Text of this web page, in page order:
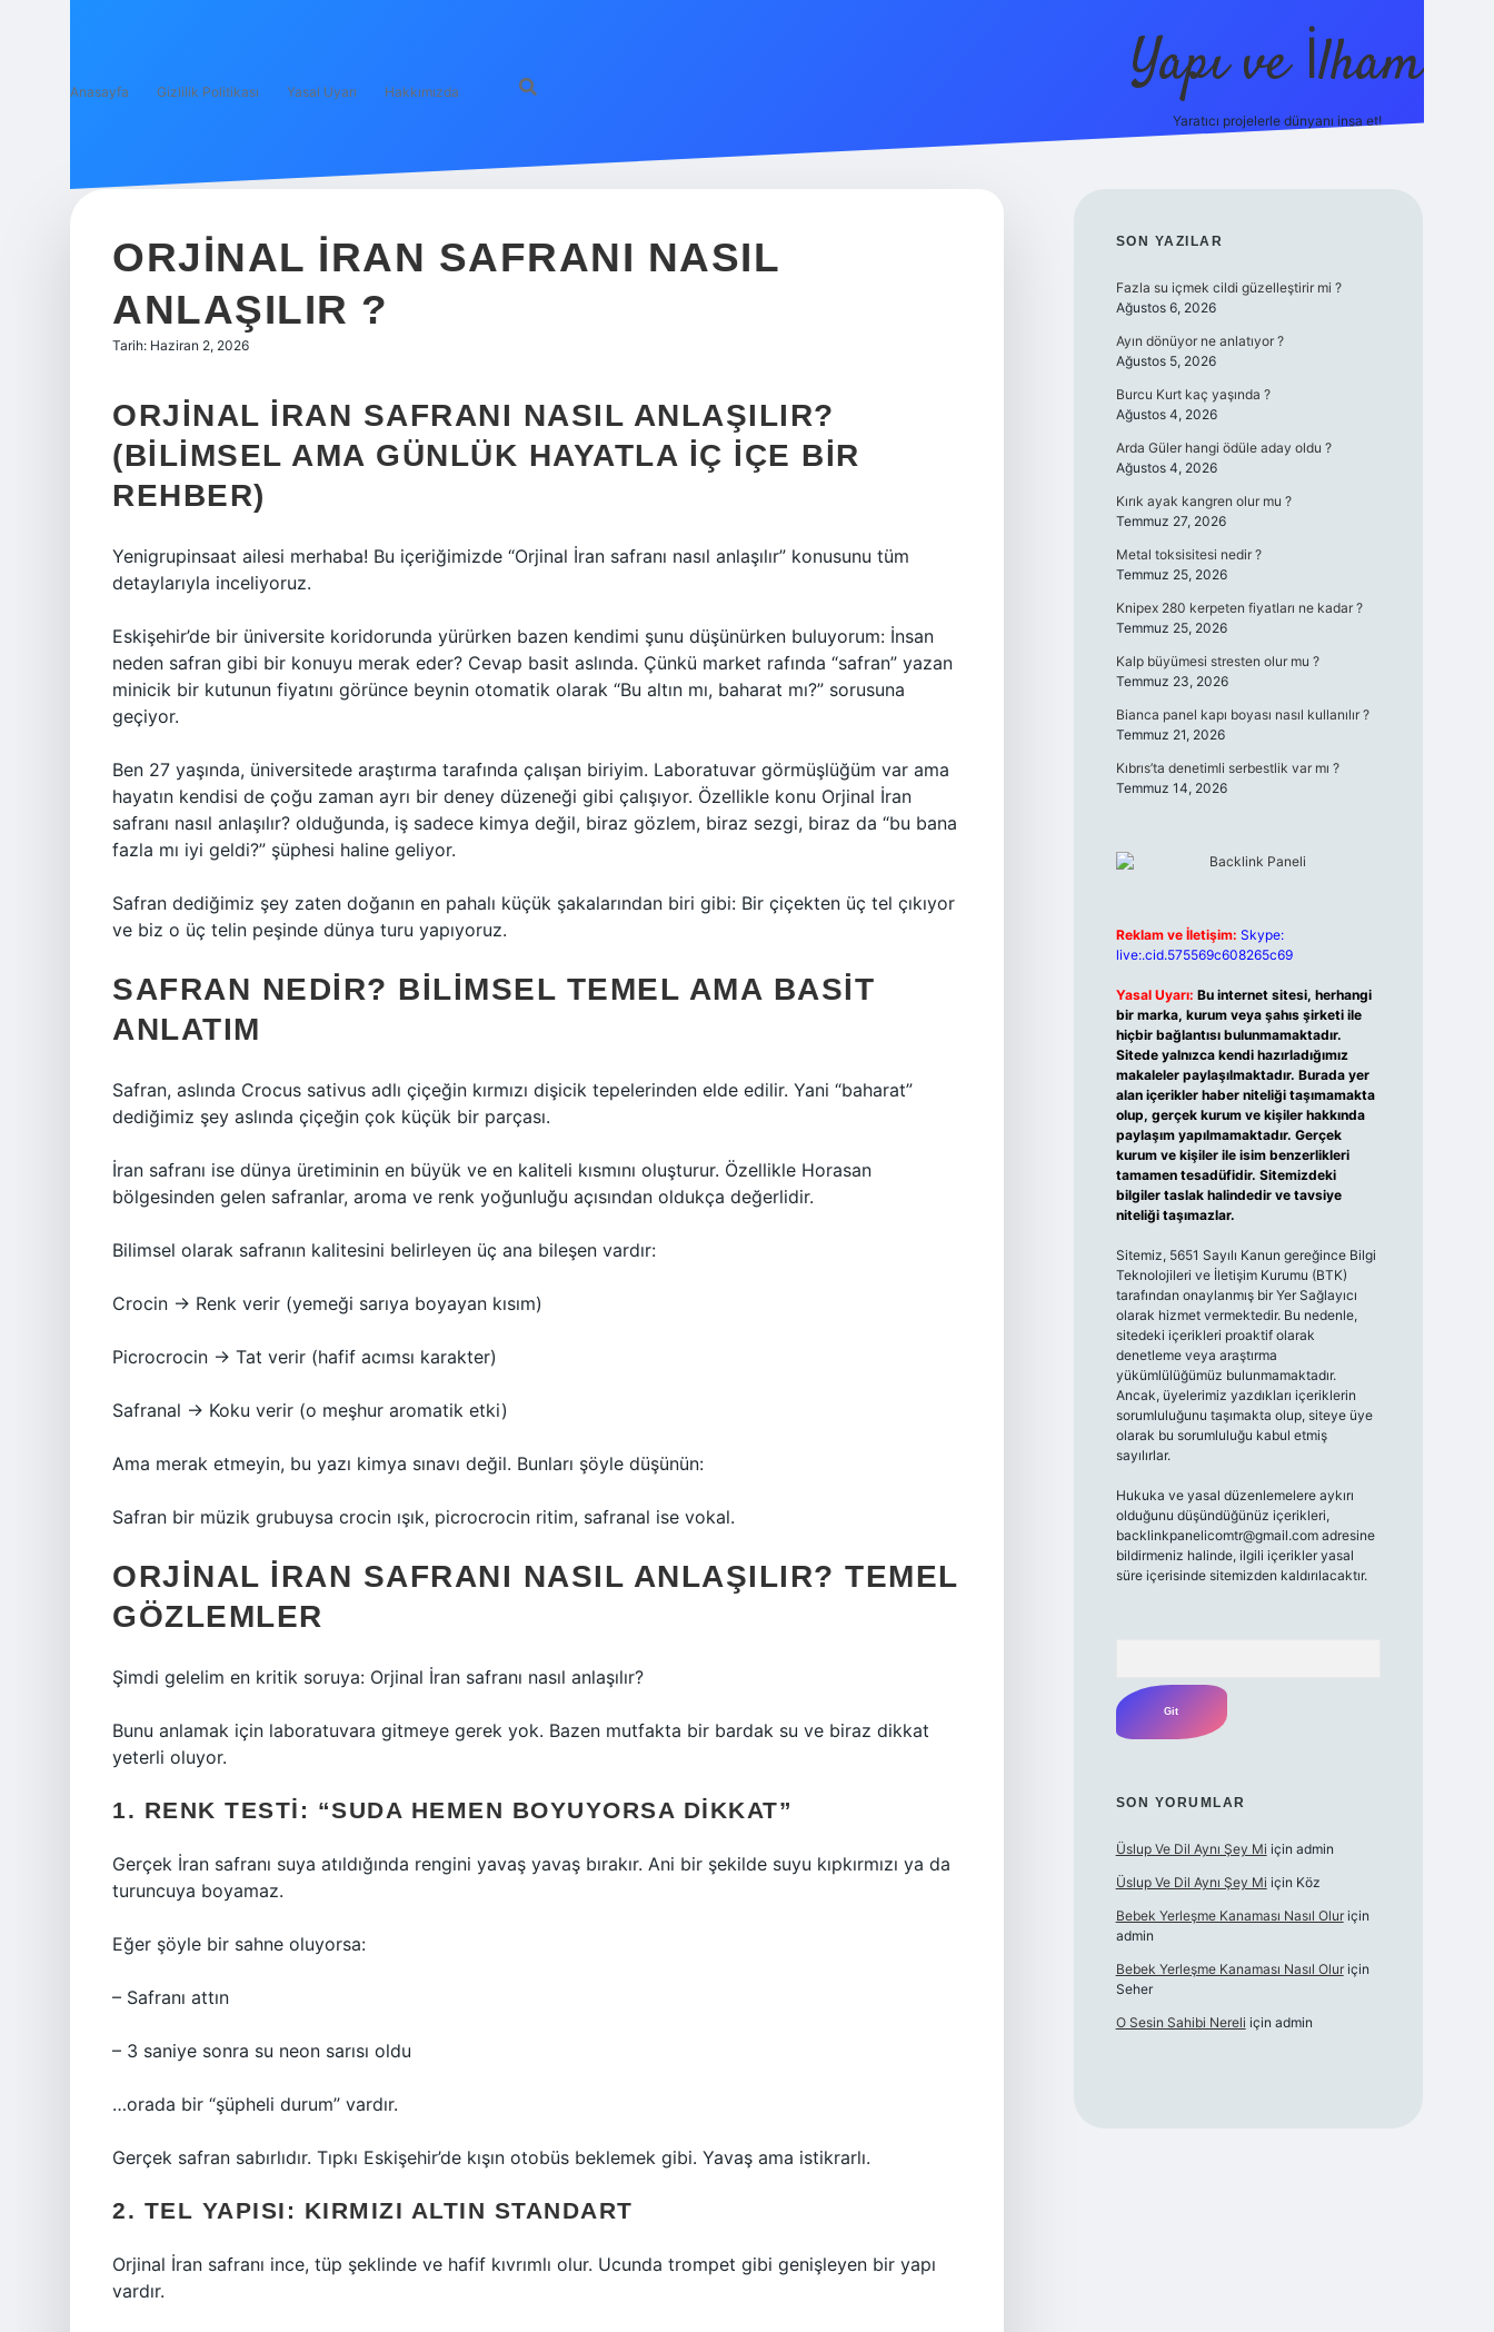
Anasayfa Gizlilik Politikası Yasal Uyarı Hakkımızda Yapı ve İlham
Yaratıcı projelerle dünyanı inşa et!
ORJINAL İRAN SAFRANI NASIL
ANLAŞILIR ?
Tarih: Haziran 2, 2026
ORJINAL İRAN SAFRANI NASIL ANLAŞILIR?
(BILIMSEL AMA GÜNLÜK HAYATLA İÇ İÇE BIR
REHBER)
Yenigrupinsaat ailesi merhaba! Bu içeriğimizde “Orjinal İran safranı nasıl anlaşılır” konusunu tüm
detaylarıyla inceliyoruz.
Eskişehir’de bir üniversite koridorunda yürürken bazen kendimi şunu düşünürken buluyorum: İnsan
neden safran gibi bir konuyu merak eder? Cevap basit aslında. Çünkü market rafında “safran” yazan
minicik bir kutunun fiyatını görünce beynin otomatik olarak “Bu altın mı, baharat mı?” sorusuna
geçiyor.
Ben 27 yaşında, üniversitede araştırma tarafında çalışan biriyim. Laboratuvar görmüşlüğüm var ama
hayatın kendisi de çoğu zaman ayrı bir deney düzeneği gibi çalışıyor. Özellikle konu Orjinal İran
safranı nasıl anlaşılır? olduğunda, iş sadece kimya değil, biraz gözlem, biraz sezgi, biraz da “bu bana
fazla mı iyi geldi?” şüphesi haline geliyor.
Safran dediğimiz şey zaten doğanın en pahalı küçük şakalarından biri gibi: Bir çiçekten üç tel çıkıyor
ve biz o üç telin peşinde dünya turu yapıyoruz.
SAFRAN NEDIR? BILIMSEL TEMEL AMA BASIT
ANLATIM
Safran, aslında Crocus sativus adlı çiçeğin kırmızı dişicik tepelerinden elde edilir. Yani “baharat”
dediğimiz şey aslında çiçeğin çok küçük bir parçası.
İran safranı ise dünya üretiminin en büyük ve en kaliteli kısmını oluşturur. Özellikle Horasan
bölgesinden gelen safranlar, aroma ve renk yoğunluğu açısından oldukça değerlidir.
Bilimsel olarak safranın kalitesini belirleyen üç ana bileşen vardır:
Crocin → Renk verir (yemeği sarıya boyayan kısım)
Picrocrocin → Tat verir (hafif acımsı karakter)
Safranal → Koku verir (o meşhur aromatik etki)
Ama merak etmeyin, bu yazı kimya sınavı değil. Bunları şöyle düşünün:
Safran bir müzik grubuysa crocin ışık, picrocrocin ritim, safranal ise vokal.
ORJINAL İRAN SAFRANI NASIL ANLAŞILIR? TEMEL
GÖZLEMLER
Şimdi gelelim en kritik soruya: Orjinal İran safranı nasıl anlaşılır?
Bunu anlamak için laboratuvara gitmeye gerek yok. Bazen mutfakta bir bardak su ve biraz dikkat
yeterli oluyor.
1. RENK TESTI: “SUDA HEMEN BOYUYORSA DIKKAT”
Gerçek İran safranı suya atıldığında rengini yavaş yavaş bırakır. Ani bir şekilde suyu kıpkırmızı ya da
turuncuya boyamaz.
Eğer şöyle bir sahne oluyorsa:
– Safranı attın
– 3 saniye sonra su neon sarısı oldu
…orada bir “şüpheli durum” vardır.
Gerçek safran sabırlıdır. Tıpkı Eskişehir’de kışın otobüs beklemek gibi. Yavaş ama istikrarlı.
2. TEL YAPISI: KIRMIZI ALTIN STANDART
Orjinal İran safranı ince, tüp şeklinde ve hafif kıvrımlı olur. Ucunda trompet gibi genişleyen bir yapı
vardır.
SIDEBAR
SON YAZILAR
Fazla su içmek cildi güzelleştirir mi ?
Ağustos 6, 2026
Ayın dönüyor ne anlatıyor ?
Ağustos 5, 2026
Burcu Kurt kaç yaşında ?
Ağustos 4, 2026
Arda Güler hangi ödüle aday oldu ?
Ağustos 4, 2026
Kırık ayak kangren olur mu ?
Temmuz 27, 2026
Metal toksisitesi nedir ?
Temmuz 25, 2026
Knipex 280 kerpeten fiyatları ne kadar ?
Temmuz 25, 2026
Kalp büyümesi stresten olur mu ?
Temmuz 23, 2026
Bianca panel kapı boyası nasıl kullanılır ?
Temmuz 21, 2026
Kıbrıs’ta denetimli serbestlik var mı ?
Temmuz 14, 2026
Reklam ve İletişim: Skype:
live:.cid.575569c608265c69
Yasal Uyarı: Bu internet sitesi, herhangi
bir marka, kurum veya şahıs şirketi ile
hiçbir bağlantısı bulunmamaktadır.
Sitede yalnızca kendi hazırladığımız
makaleler paylaşılmaktadır. Burada yer
alan içerikler haber niteliği taşımamakta
olup, gerçek kurum ve kişiler hakkında
paylaşım yapılmamaktadır. Gerçek
kurum ve kişiler ile isim benzerlikleri
tamamen tesadüfidir. Sitemizdeki
bilgiler taslak halindedir ve tavsiye
niteliği taşımazlar.
Sitemiz, 5651 Sayılı Kanun gereğince Bilgi
Teknolojileri ve İletişim Kurumu (BTK)
tarafından onaylanmış bir Yer Sağlayıcı
olarak hizmet vermektedir. Bu nedenle,
sitedeki içerikleri proaktif olarak
denetleme veya araştırma
yükümlülüğümüz bulunmamaktadır.
Ancak, üyelerimiz yazdıkları içeriklerin
sorumluluğunu taşımakta olup, siteye üye
olarak bu sorumluluğu kabul etmiş
sayılırlar.
Hukuka ve yasal düzenlemelere aykırı
olduğunu düşündüğünüz içerikleri,
backlinkpanelicomtr@gmail.comadresine
bildirmeniz halinde, ilgili içerikler yasal
süre içerisinde sitemizden kaldırılacaktır.
SON YORUMLAR
Üslup Ve Dil Aynı Şey Mi için admin
Üslup Ve Dil Aynı Şey Mi için Köz
Bebek Yerleşme Kanaması Nasıl Oluriçin
admin
Bebek Yerleşme Kanaması Nasıl Oluriçin
Seher
O Sesin Sahibi Nereli için admin